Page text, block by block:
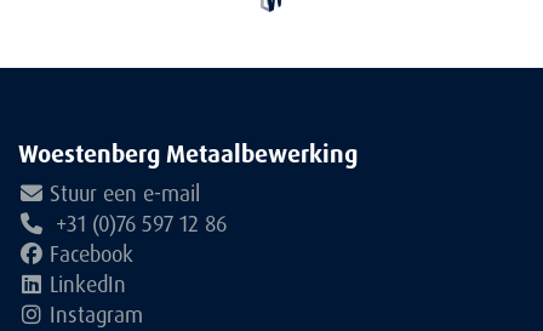
Woestenberg Metaalbewerking
Stuur een e-mail
+31 (0)76 597 12 86
Facebook
LinkedIn
Instagram